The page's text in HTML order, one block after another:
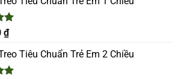
₫
Tiêu Chuẩn Trẻ Em 2 Chiều